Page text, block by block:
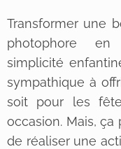
Transformer une
photophore
simplicité
sympathique à
soit pour les
occasion. Mais, ça
de réaliser une